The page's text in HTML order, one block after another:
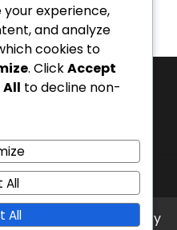
Theme: News Bite By
your experience,
and analyze
cookies to
. ClickAccept
All to decline non-
All
All